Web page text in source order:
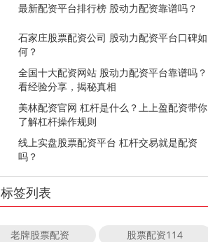
最新配资平台排行榜 股动力配资靠谱吗？
石家庄股票配资公司 股动力配资平台口碑如
何？
全国十大配资网站 股动力配资平台靠谱吗？
看经验分享，揭秘真相
美林配资官网 杠杆是什么？上上盈配资带你
了解杠杆操作规则
线上实盘股票配资平台 杠杆交易就是配资
吗？
标签列表
老牌股票配资 股票配资114